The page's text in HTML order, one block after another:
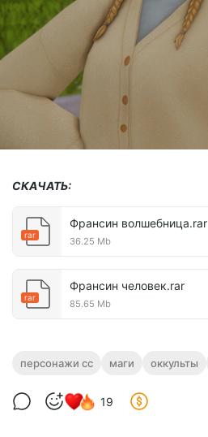
СКАЧАТЬ:
rar
Франсин волшебница.rar
36.25 Mb
rar
Франсин человек.rar
85.65 Mb
персонажи сс маги оккульты
19